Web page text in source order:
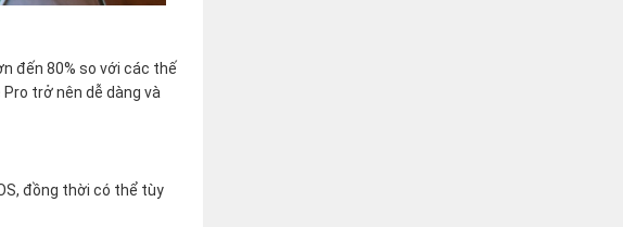
đến 80% so với các thế
trở nên dễ dàng và
đồng thời có thể tùy